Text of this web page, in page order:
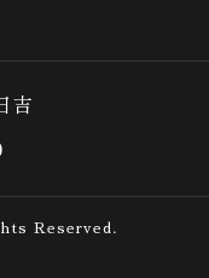
吉
Reserved.